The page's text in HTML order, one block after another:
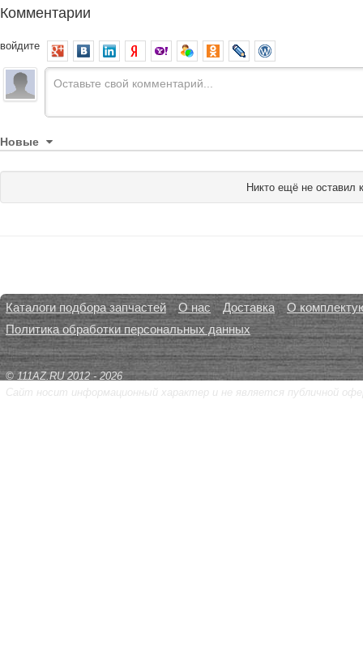
Комментарии
войдите
Новые
Никто ещё не оставил
Каталоги подбора запчастей О нас Доставка
О
Политика обработки персональных данных
© 111AZ.RU 2012 - 2026
Сайт носит информационный характер и не является публичной